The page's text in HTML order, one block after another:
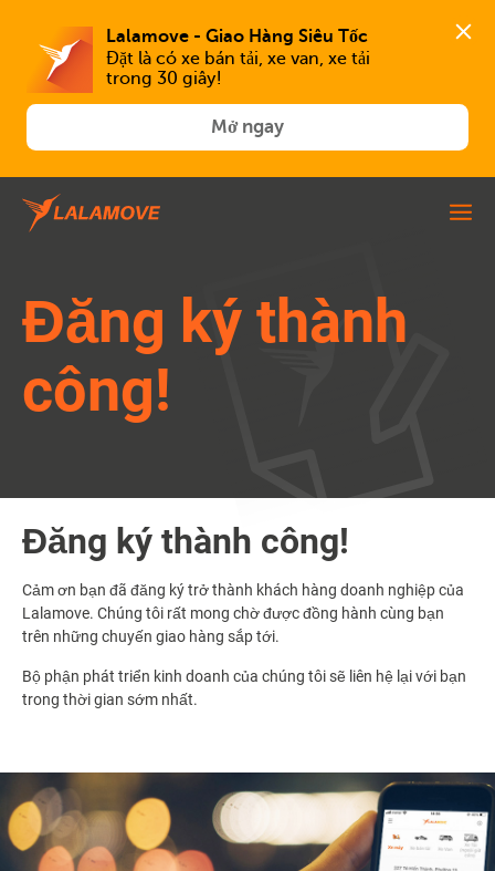
Lalamove - Giao Hàng Siêu Tốc
Đặt là có xe bán tải, xe van, xe tải
trong 30 giây!
Mở ngay
Đăng ký thành
công!
Đăng ký thành công!
Cảm ơn bạn đã đăng ký trở thành khách hàng doanh nghiệp của
Lalamove. Chúng tôi rất mong chờ được đồng hành cùng bạn
trên những chuyến giao hàng sắp tới.
Bộ phận phát triển kinh doanh của chúng tôi sẽ liên hệ lại với bạn
trong thời gian sớm nhất.